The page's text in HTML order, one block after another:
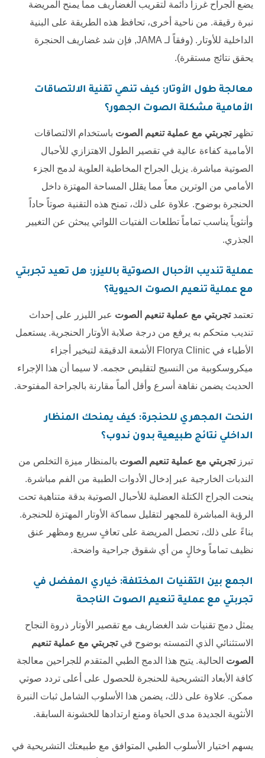
يضع الجراح غرزاً دائمة لتقريب الغضاريف مما يمنح المريضة
نبرة رقيقة. من ناحية أخرى، تحافظ هذه الطريقة على البنية
الداخلية للأوتار. (وفقاً لـ JAMA, فإن شد غضاريف الحنجرة
يحقق نتائج مستقرة).
معالجة طول الأوتار: كيف تنهي تقنية الالتصاقات
الأمامية مشكلة الصوت الجهور؟
تظهرتجربتي مع عملية تنعيم الصوت باستخدام الالتصاقات
الأمامية كفاءة عالية في تقصير الطول الاهتزازي للأحبال
الصوتية مباشرة. يزيل الجراح المخاطية العلوية لدمج الجزء
الأمامي من الوترين معاً مما يقلل المساحة المهتزة داخل
الحنجرة بوضوح. علاوة على ذلك، تمنح هذه التقنية صوتاً حاداً
وأنثوياً يناسب تماماً تطلعات الفتيات اللواتي يبحثن عن التغيير
الجذري.
عملية تنديب الأحبال الصوتية بالليزر: هل تعيد تجربتي
مع عملية تنعيم الصوت الحيوية؟
تعتمدتجربتي مع عملية تنعيم الصوت عبر الليزر على إحداث
تنديب متحكم به يرفع من درجة صلابة الأوتار الحنجرية. يستعمل
الأطباء في Florya Clinic
الأشعة الدقيقة لتبخير أجزاء
ميكروسكوبية من النسيج لتقليص حجمه. لا سيما أن هذا الإجراء
الحديث يضمن نقاهة أسرع وأقل ألماً مقارنة بالجراحة المفتوحة.
النحت المجهري للحنجرة: كيف يمنحك المنظار
الداخلي نتائج طبيعية بدون ندوب؟
تبرزتجربتي مع عملية تنعيم الصوت بالمنظار ميزة التخلص من
الندبات الخارجية عبر إدخال الأدوات الطبية من الفم مباشرة.
ينحت الجراح الكتلة العضلية للأحبال الصوتية بدقة متناهية تحت
الرؤية المباشرة للمجهر لتقليل سماكة الأوتار المهتزة للحنجرة.
بناءً على ذلك، تحصل المريضة على تعافٍ سريع ومظهر عنق
نظيف تماماً وخالٍ من أي شقوق جراحية واضحة.
الجمع بين التقنيات المختلفة: خياري المفضل في
تجربتي مع عملية تنعيم الصوت الناجحة
يمثل دمج تقنيات شد الغضاريف مع تقصير الأوتار ذروة النجاح
الاستثنائي الذي التمسته بوضوح فيتجربتي مع عملية تنعيم
الصوت الحالية. يتيح هذا الدمج الطبي المتقدم للجراحين معالجة
كافة الأبعاد التشريحية للحنجرة للحصول على أعلى تردد صوتي
ممكن. علاوة على ذلك، يضمن هذا الأسلوب الشامل ثبات النبرة
الأنثوية الجديدة مدى الحياة ومنع ارتدادها للخشونة السابقة.
يسهم اختيار الأسلوب الطبي المتوافق مع طبيعتك التشريحية في